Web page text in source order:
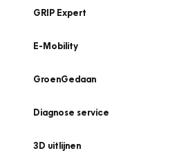
GRIP Expert
E-Mobility
GroenGedaan
Diagnose service
3D uitlijnen